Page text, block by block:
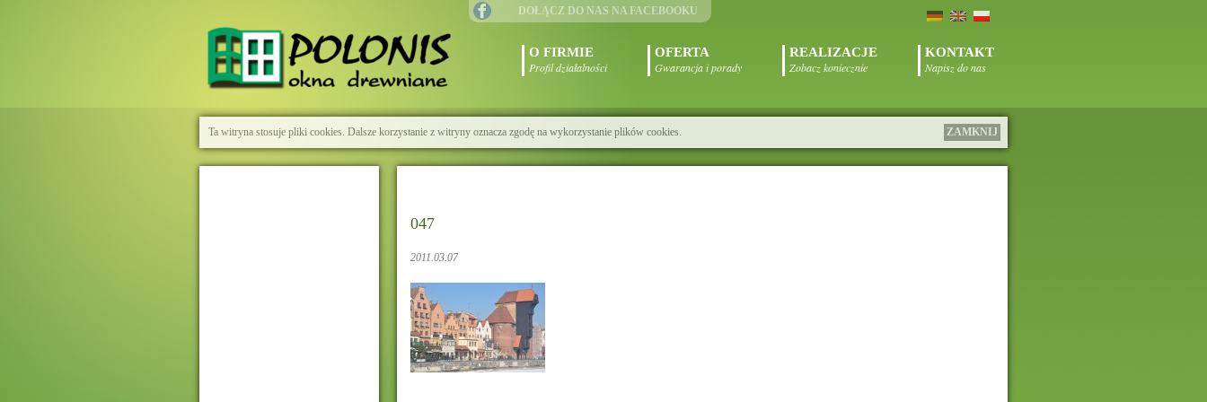
DOŁĄCZ DO NAS NA FACEBOOKU
O FIRMIE
Profil działalności
OFERTA
Gwarancja i porady
REALIZACJE
Zobacz koniecznie
KONTAKT
Napisz do nas
ZAMKNIJ
Ta witryna stosuje pliki cookies. Dalsze korzystanie z witryny oznacza zgodę na wykorzystanie plików cookies.
047
2011.03.07